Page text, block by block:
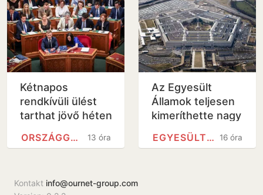
Kétnapos
rendkívüli ülést
tarthat jövő héten
a parlament
13 óra
ORSZÁGGYŰLÉS
Az Egyesült
Államok teljesen
kimeríthette nagy
hatótávolságú
precíziós
16 óra
EGYESÜLT ÁLLAMOK
Kontakt info@ournet-group.com